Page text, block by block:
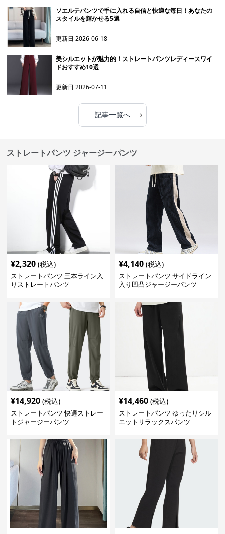
ソエルテパンツで手に入れる自信と快適な毎日！あなたの
スタイルを輝かせる5選
更新日2026-06-18
美シルエットが魅力的！ストレートパンツレディースワイ
ドおすすめ10選
更新日2026-07-11
記事一覧へ ›
ストレートパンツ ジャージーパンツ
¥2,320 (税込)
ストレートパンツ 三本ライン入
りストレートパンツ
¥4,140 (税込)
ストレートパンツ サイドライン
入り凹凸ジャージーパンツ
¥14,920 (税込)
ストレートパンツ 快適ストレー
トジャージーパンツ
¥14,460 (税込)
ストレートパンツ ゆったりシル
エットリラックスパンツ